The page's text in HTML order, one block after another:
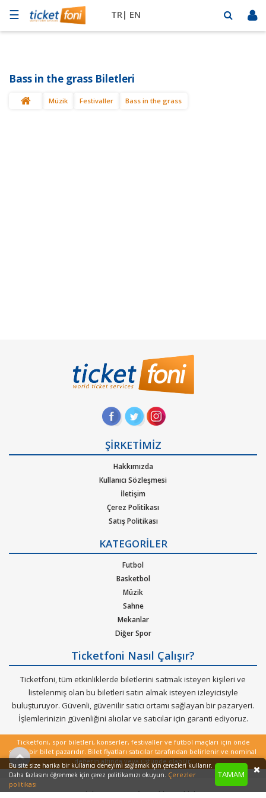
☰ TR| EN
Bass in the grass Biletleri
Müzik Festivaller Bass in the grass
ŞİRKETİMİZ
Hakkımızda
Kullanıcı Sözleşmesi
İletişim
Çerez Politikası
Satış Politikası
Kurumsal Ağırlama
Nasıl Çalışır
Bilet Tipi ve Teslimat
Üyelik Doğrulama
Sık Sorulan Sorular
KATEGORİLER
Futbol
Basketbol
Müzik
Sahne
Mekanlar
Diğer Spor
Ticketfoni Nasıl Çalışır?
Ticketfoni, tüm etkinliklerde biletlerini satmak isteyen kişileri ve
listelenmiş olan bu biletleri satın almak isteyen izleyicisiyle
buluşturuyor. Güvenli, güvenilir satıcı ortamı sağlayan bir pazaryeri.
İşlemlerinizin güvenliğini alıcılar ve satıcılar için garanti ediyoruz.
Ticketfoni, spor biletleri, konserler, festivaller ve futbol maçları için önde
gelen bir bilet pazarıdır. Bilet fiyatları satıcılar tarafından belirlenir ve nominal
değerin altında veya üstünde olabilir.
Copyright © 2022 - Tüm Hakları Saklıdır
TAMAM
Bu site size harika bir kullanıcı deneyimi sağlamak için çerezleri kullanır.
Daha fazlasını öğrenmek için çerez politikamızı okuyun. Çerezler
politikası